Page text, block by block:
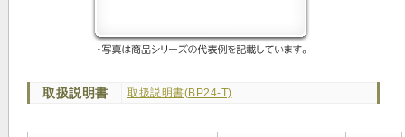
取扱説明書 取扱説明書(BP24-T)